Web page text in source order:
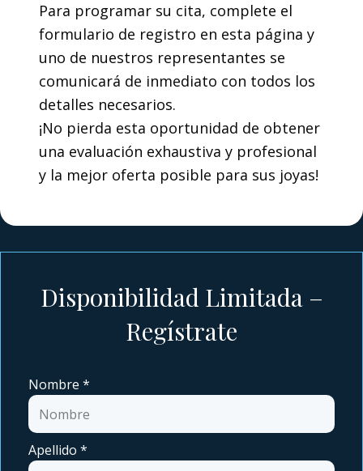
Para programar su cita, complete el
formulario de registro en esta página y
uno de nuestros representantes se
comunicará de inmediato con todos los
detalles necesarios.
¡No pierda esta oportunidad de obtener
una evaluación exhaustiva y profesional
y la mejor oferta posible para sus joyas!
Disponibilidad Limitada –
Regístrate
Nombre *
Apellido *